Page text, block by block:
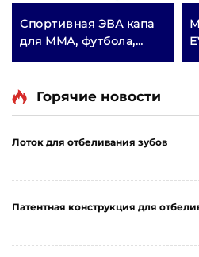
Спортивная ЭВА капа
для ММА, футбола,
бокса, силиконовая
зубная капа
Горячие новости
Лоток для отбеливания зубов
Патентная конструкция для